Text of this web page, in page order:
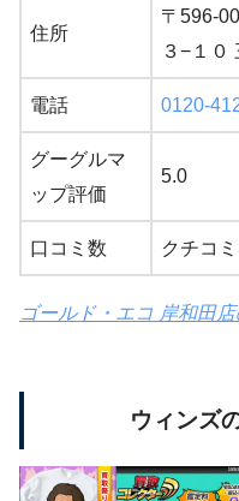
住所
〒596-
３−１０
電話 0120-
グーグルマ
ップ評価
5.0
口コミ数 クチコ
ゴールド・エコ 岸和田
ウィンズ